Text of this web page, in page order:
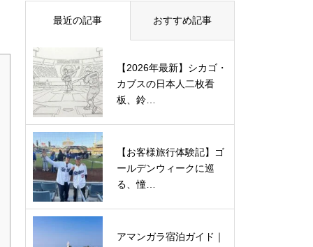
最近の記事 おすすめ記事
【2026年最新】シカゴ・
カブスの日本人二枚看
板、鈴…
【お客様旅行体験記】ゴ
ールデンウィークに巡
る、憧…
アマンガラ宿泊ガイド｜